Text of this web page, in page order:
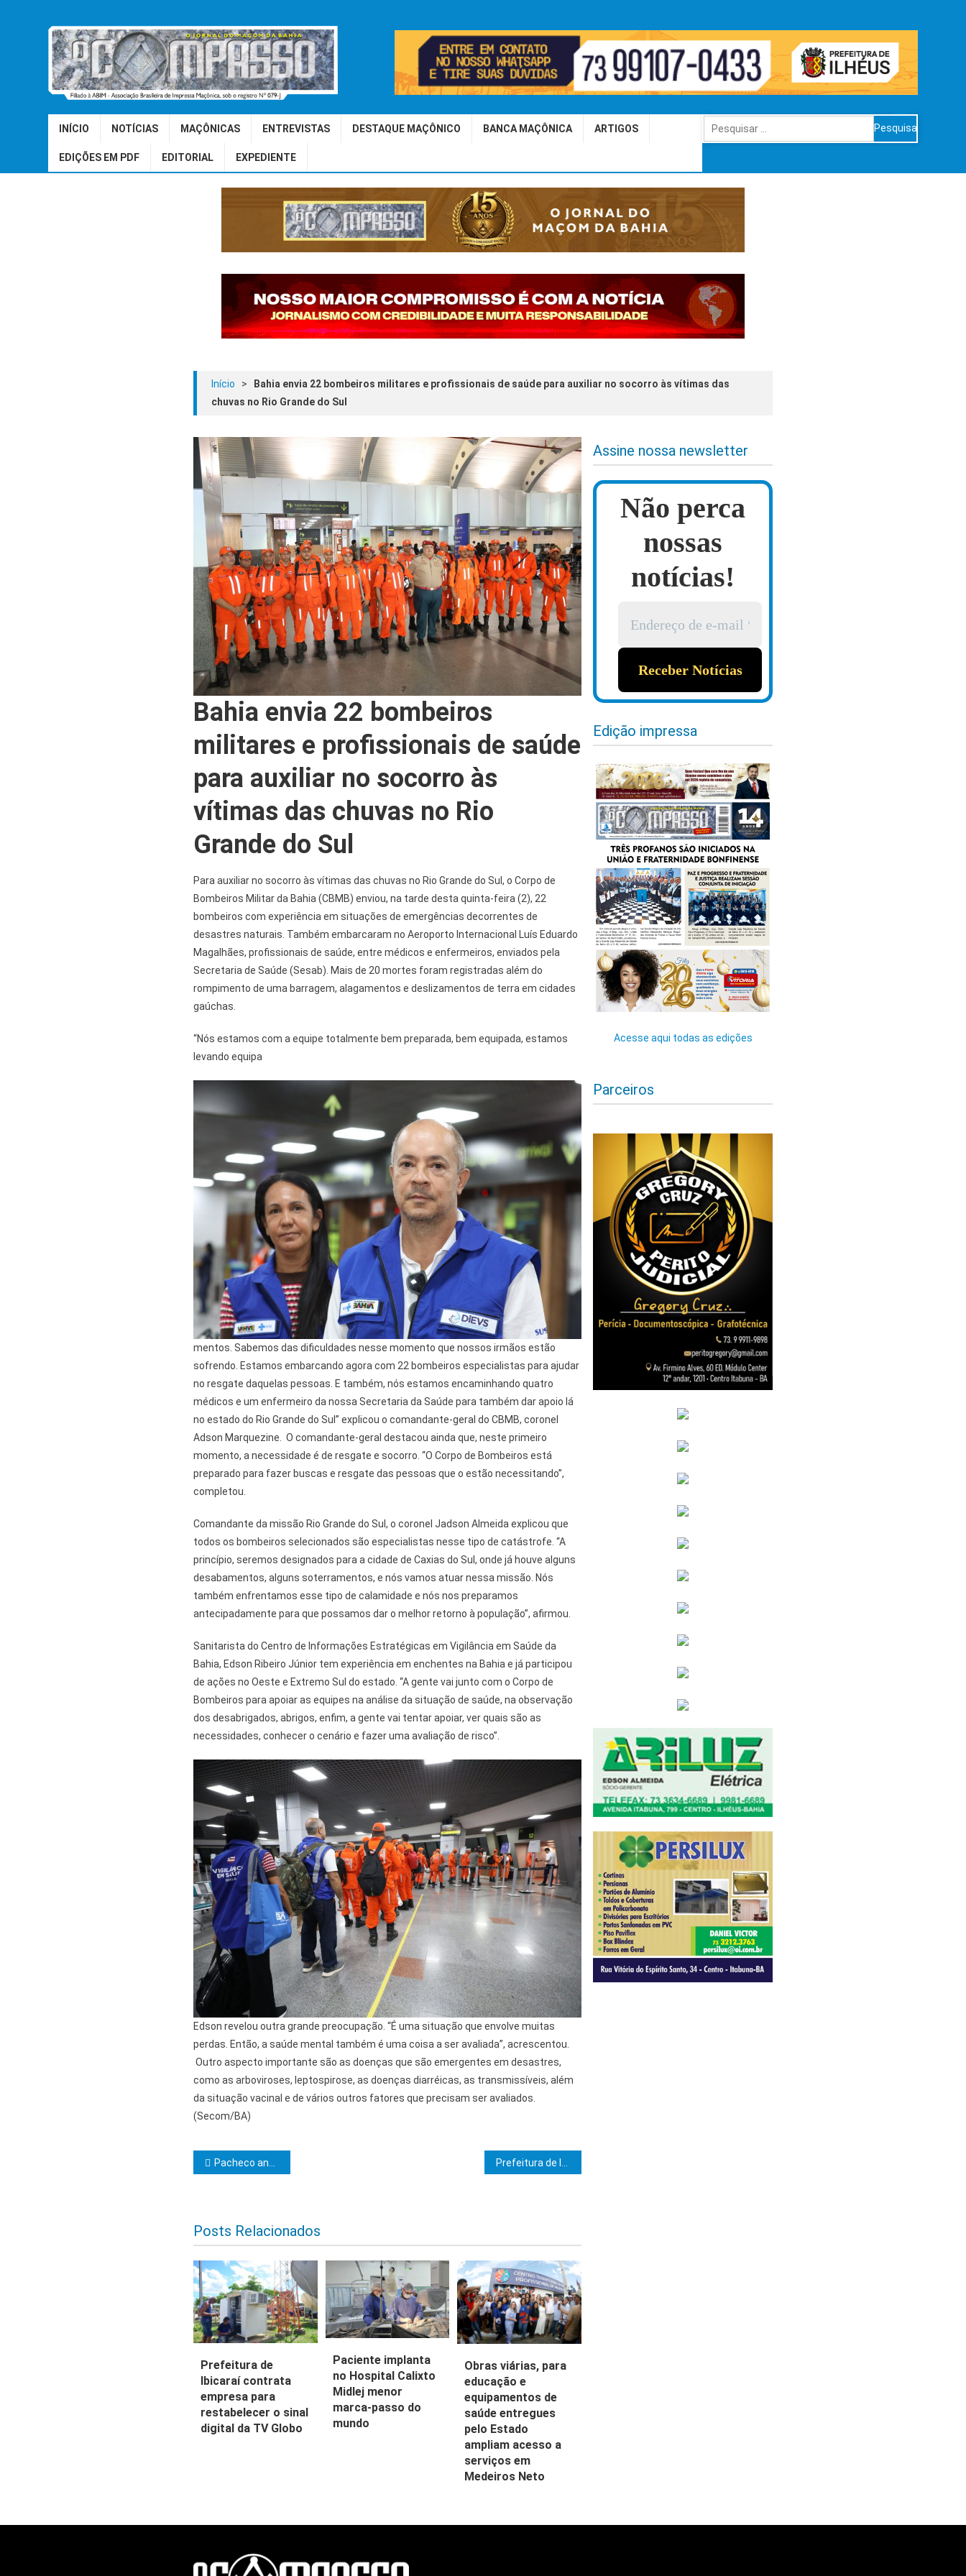
INÍCIO NOTÍCIAS MAÇÔNICAS ENTREVISTAS DESTAQUE MAÇÔNICO BANCA MAÇÔNICA ARTIGOS
EDIÇÕES EM PDF EDITORIAL EXPEDIENTE
Pesquisar
por:
Início >
Bahia envia 22 bombeiros militares e profissionais de saúde para auxiliar no socorro às vítimas das
chuvas no Rio Grande do Sul
Bahia envia 22 bombeiros
militares e profissionais de saúde
para auxiliar no socorro às
vítimas das chuvas no Rio
Grande do Sul
Para auxiliar no socorro às vítimas das chuvas no Rio Grande do Sul, o Corpo de
Bombeiros Militar da Bahia (CBMB) enviou, na tarde desta quinta-feira (2), 22
bombeiros com experiência em situações de emergências decorrentes de
desastres naturais. Também embarcaram no Aeroporto Internacional Luís Eduardo
Magalhães, profissionais de saúde, entre médicos e enfermeiros, enviados pela
Secretaria de Saúde (Sesab). Mais de 20 mortes foram registradas além do
rompimento de uma barragem, alagamentos e deslizamentos de terra em cidades
gaúchas.
“Nós estamos com a equipe totalmente bem preparada, bem equipada, estamos
levando equipa
mentos. Sabemos das dificuldades nesse momento que nossos irmãos estão
sofrendo. Estamos embarcando agora com 22 bombeiros especialistas para ajudar
no resgate daquelas pessoas. E também, nós estamos encaminhando quatro
médicos e um enfermeiro da nossa Secretaria da Saúde para também dar apoio lá
no estado do Rio Grande do Sul” explicou o comandante-geral do CBMB, coronel
Adson Marquezine. O comandante-geral destacou ainda que, neste primeiro
momento, a necessidade é de resgate e socorro. “O Corpo de Bombeiros está
preparado para fazer buscas e resgate das pessoas que o estão necessitando”,
completou.
Comandante da missão Rio Grande do Sul, o coronel Jadson Almeida explicou que
todos os bombeiros selecionados são especialistas nesse tipo de catástrofe. “A
princípio, seremos designados para a cidade de Caxias do Sul, onde já houve alguns
desabamentos, alguns soterramentos, e nós vamos atuar nessa missão. Nós
também enfrentamos esse tipo de calamidade e nós nos preparamos
antecipadamente para que possamos dar o melhor retorno à população”, afirmou.
Sanitarista do Centro de Informações Estratégicas em Vigilância em Saúde da
Bahia, Edson Ribeiro Júnior tem experiência em enchentes na Bahia e já participou
de ações no Oeste e Extremo Sul do estado. “A gente vai junto com o Corpo de
Bombeiros para apoiar as equipes na análise da situação de saúde, na observação
dos desabrigados, abrigos, enfim, a gente vai tentar apoiar, ver quais são as
necessidades, conhecer o cenário e fazer uma avaliação de risco”.
Edson revelou outra grande preocupação. “É uma situação que envolve muitas
perdas. Então, a saúde mental também é uma coisa a ser avaliada”, acrescentou.
Outro aspecto importante são as doenças que são emergentes em desastres,
como as arboviroses, leptospirose, as doenças diarréicas, as transmissíveis, além
da situação vacinal e de vários outros fatores que precisam ser avaliados.
(Secom/BA)
Navegação de Post
Pacheco anuncia sessão para debater dívidas dos municípios e desoneração Prefeitura de Ibicaraí realiza festa da 1º de Maio em homenagem ao feriado do Dia do Trabalhador
Posts Relacionados
Prefeitura de
Ibicaraí contrata
empresa para
restabelecer o sinal
digital da TV Globo
Paciente implanta
no Hospital Calixto
Midlej menor
marca-passo do
mundo
Obras viárias, para
educação e
equipamentos de
saúde entregues
pelo Estado
ampliam acesso a
serviços em
Medeiros Neto
Assine nossa newsletter
Não perca
nossas
notícias!
Edição impressa
Acesse aqui todas as edições
Parceiros